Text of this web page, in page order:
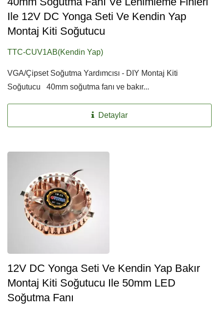
Ile 12V DC Yonga Seti Ve Kendin Yap
Montaj Kiti Soğutucu
TTC-CUV1AB(Kendin Yap)
VGA/Çipset Soğutma Yardımcısı - DIY Montaj Kiti
Soğutucu 40mm soğutma fanı ve bakır...
Detaylar
12V DC Yonga Seti Ve Kendin Yap Bakır
Montaj Kiti Soğutucu Ile 50mm LED
Soğutma Fanı